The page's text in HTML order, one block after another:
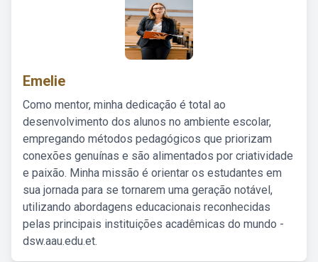
Emelie
Como mentor, minha dedicação é total ao
desenvolvimento dos alunos no ambiente escolar,
empregando métodos pedagógicos que priorizam
conexões genuínas e são alimentados por criatividade
e paixão. Minha missão é orientar os estudantes em
sua jornada para se tornarem uma geração notável,
utilizando abordagens educacionais reconhecidas
pelas principais instituições acadêmicas do mundo -
dsw.aau.edu.et.